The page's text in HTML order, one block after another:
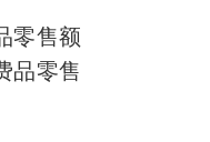
零售额
品零售